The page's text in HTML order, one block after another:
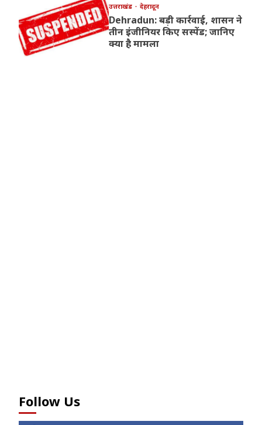
उत्तराखंड देहरादून
Dehradun: बड़ी कार्रवाई, शासन ने
तीन इंजीनियर किए सस्पेंड; जानिए
क्या है मामला
Follow Us